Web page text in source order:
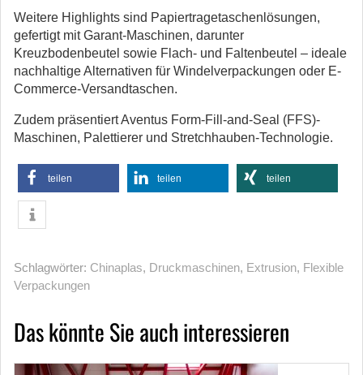
Weitere Highlights sind Papiertragetaschenlösungen,
gefertigt mit Garant-Maschinen, darunter
Kreuzbodenbeutel sowie Flach- und Faltenbeutel – ideale
nachhaltige Alternativen für Windelverpackungen oder E-
Commerce-Versandtaschen.
Zudem präsentiert Aventus Form-Fill-and-Seal (FFS)-
Maschinen, Palettierer und Stretchhauben-Technologie.
teilen teilen teilen
Schlagwörter: Chinaplas, Druckmaschinen, Extrusion, Flexible
Verpackungen
Das könnte Sie auch interessieren